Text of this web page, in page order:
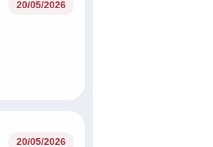
20/05/2026
20/05/2026